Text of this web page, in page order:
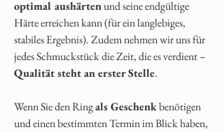
optimal aushärtenund seine endgültige
Härte erreichen kann (für ein langlebiges,
stabiles Ergebnis). Zudem nehmen wir uns für
jedes Schmuckstück die Zeit, die es verdient –
Qualität steht an erster Stelle.
Wenn Sie den Ringals Geschenkbenötigen
und einen bestimmten Termin im Blick haben,